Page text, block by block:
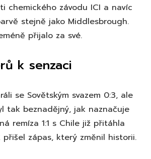
chemického závodu ICI a navíc
stejně jako Middlesbrough.
přijalo za své.
k senzaci
se Sovětským svazem 0:3, ale
tak beznadějný, jak naznačuje
remíza 1:1 s Chile již přitáhla
přišel zápas, který změnil historii.